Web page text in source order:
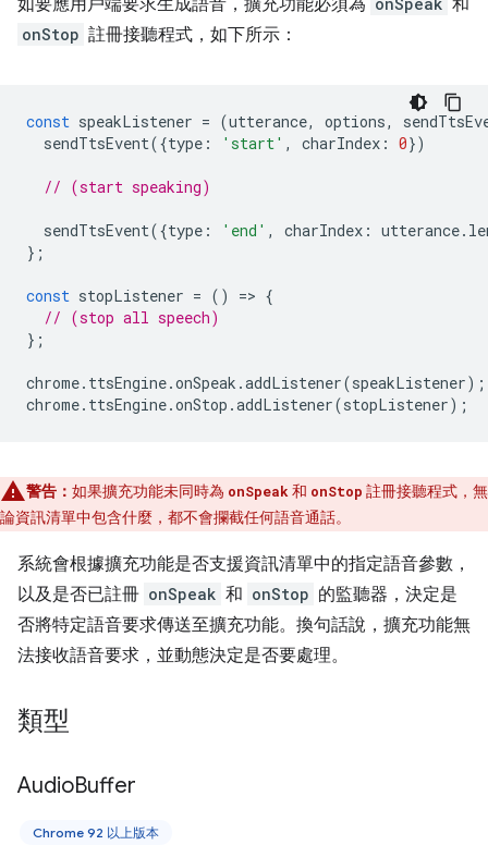
如要應用戶端要求生成語音，擴充功能必須為 和
onStop 註冊接聽程式，如下所示：
const speakListener = (utterance, options,
sendTtsEvent({type : 'start' , charIndex : 0})
// (start speaking)
sendTtsEvent({type : 'end' , charIndex : utterance.
};
const stopListener = () => {
// (stop all speech)
};
chrome. ttsEngine.onSpeak .addListener(speakListener);
chrome. ttsEngine.onStop .addListener(stopListener);
警告： 如果擴充功能未同時為 onSpeak 和 onStop 註冊接聽程式，無
論資訊清單中包含什麼，都不會攔截任何語音通話。
系統會根據擴充功能是否支援資訊清單中的指定語音參數，
以及是否已註冊 onSpeak 和 onStop 的監聽器，決定是
否將特定語音要求傳送至擴充功能。換句話說，擴充功能無
法接收語音要求，並動態決定是否要處理。
類型
AudioBuffer
Chrome 92 以上版本